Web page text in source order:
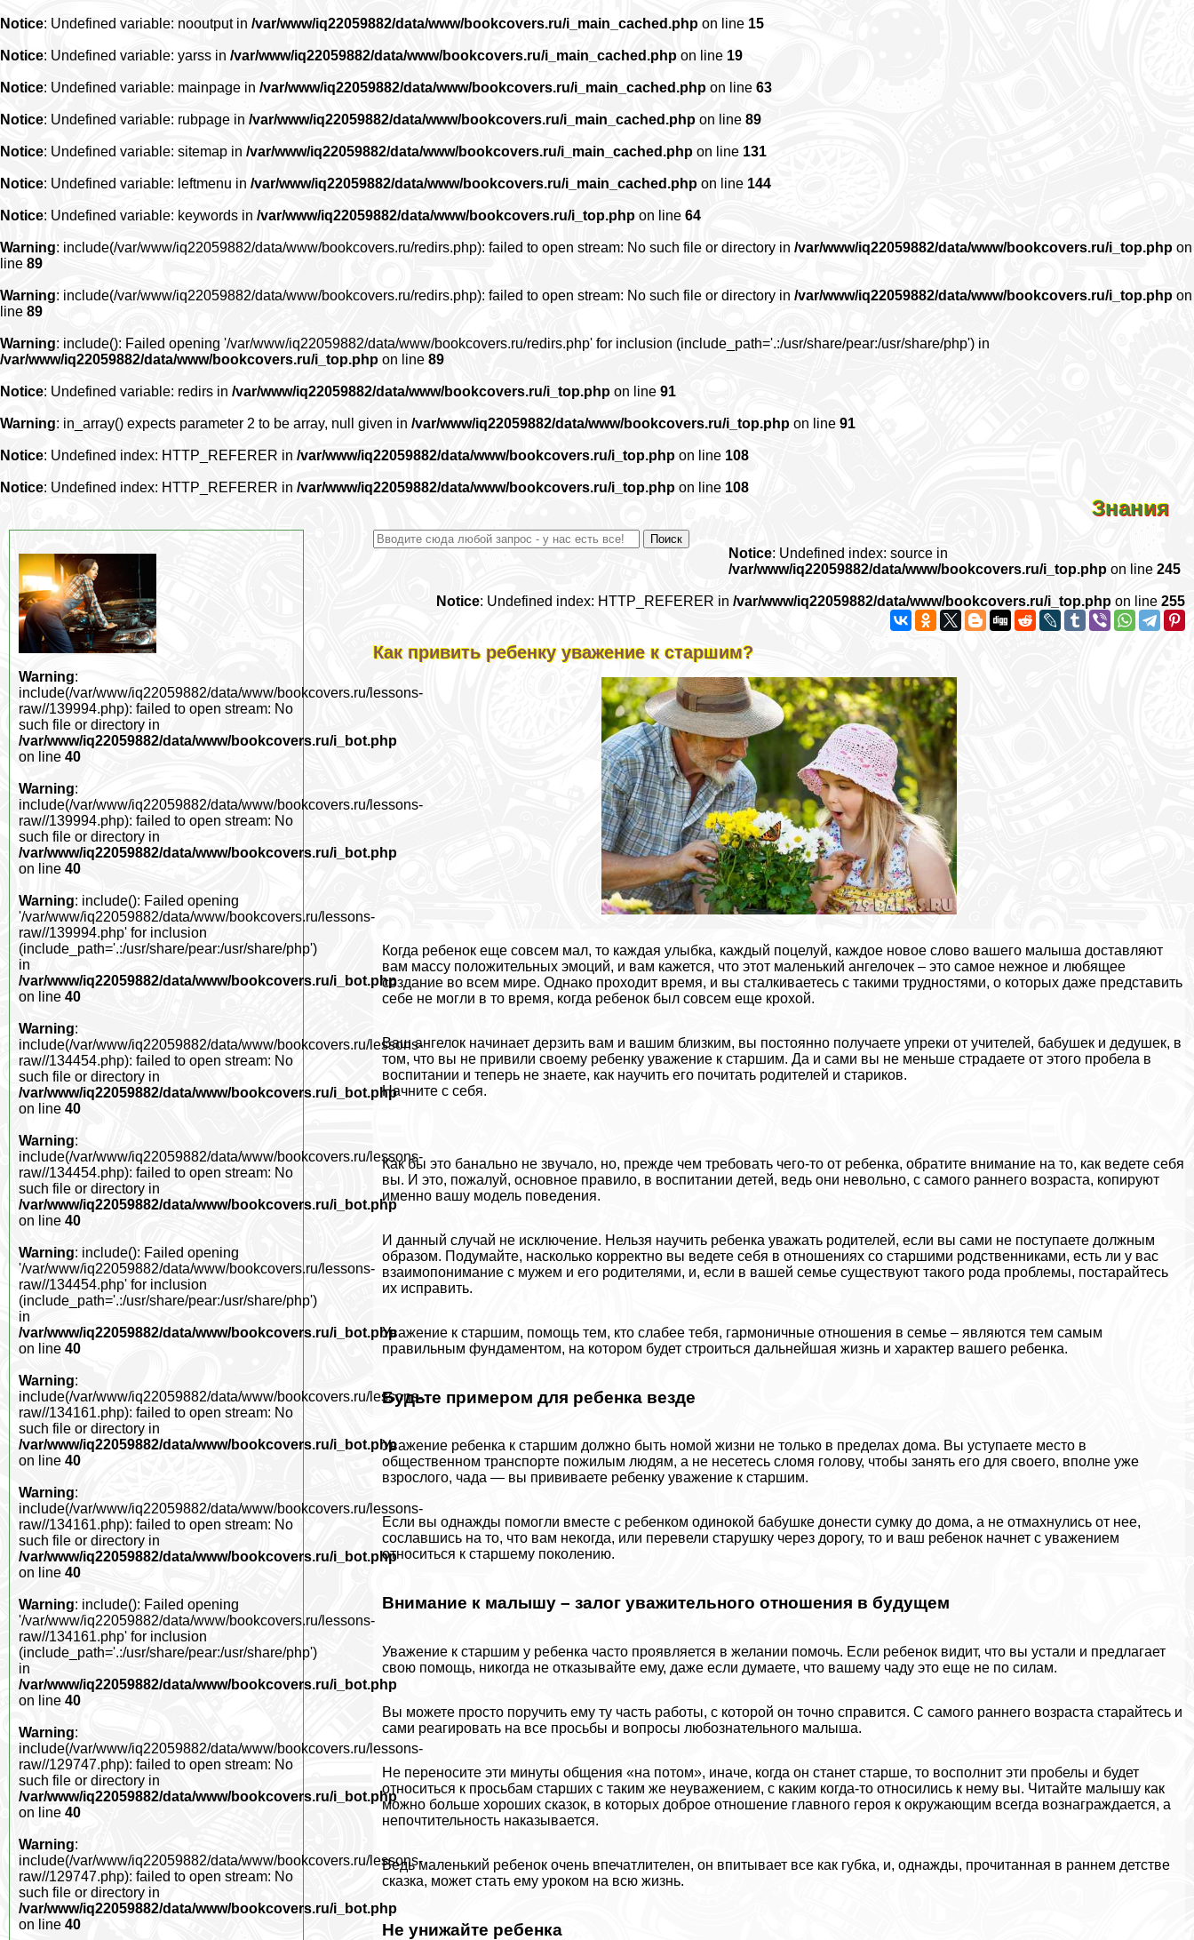
Notice: Undefined variable: nooutput in /var/www/iq22059882/data/www/bookcovers.ru/i_main_cached.php on line 15
Notice: Undefined variable: yarss in /var/www/iq22059882/data/www/bookcovers.ru/i_main_cached.php on line 19
Notice: Undefined variable: mainpage in /var/www/iq22059882/data/www/bookcovers.ru/i_main_cached.php on line 63
Notice: Undefined variable: rubpage in /var/www/iq22059882/data/www/bookcovers.ru/i_main_cached.php on line 89
Notice: Undefined variable: sitemap in /var/www/iq22059882/data/www/bookcovers.ru/i_main_cached.php on line 131
Notice: Undefined variable: leftmenu in /var/www/iq22059882/data/www/bookcovers.ru/i_main_cached.php on line 144
Notice: Undefined variable: keywords in /var/www/iq22059882/data/www/bookcovers.ru/i_top.php on line 64
Warning: include(/var/www/iq22059882/data/www/bookcovers.ru/redirs.php): failed to open stream: No such file or directory in /var/www/iq22059882/data/www/bookcovers.ru/i_top.php on
line 89
Warning: include(/var/www/iq22059882/data/www/bookcovers.ru/redirs.php): failed to open stream: No such file or directory in /var/www/iq22059882/data/www/bookcovers.ru/i_top.php on
line 89
Warning: include(): Failed opening '/var/www/iq22059882/data/www/bookcovers.ru/redirs.php' for inclusion (include_path='.:/usr/share/pear:/usr/share/php') in
/var/www/iq22059882/data/www/bookcovers.ru/i_top.php on line 89
Notice: Undefined variable: redirs in /var/www/iq22059882/data/www/bookcovers.ru/i_top.php on line 91
Warning: in_array() expects parameter 2 to be array, null given in /var/www/iq22059882/data/www/bookcovers.ru/i_top.php on line 91
Notice: Undefined index: HTTP_REFERER in /var/www/iq22059882/data/www/bookcovers.ru/i_top.php on line 108
Notice: Undefined index: HTTP_REFERER in /var/www/iq22059882/data/www/bookcovers.ru/i_top.php on line 108
Знания
Notice: Undefined index: source in
/var/www/iq22059882/data/www/bookcovers.ru/i_top.php on line245
Notice: Undefined index: HTTP_REFERER in /var/www/iq22059882/data/www/bookcovers.ru/i_top.php on line 255
Как привить ребенку уважение к старшим?
Когда ребенок еще совсем мал, то каждая улыбка, каждый поцелуй, каждое новое слово вашего малыша доставляют
вам массу положительных эмоций, и вам кажется, что этот маленький ангелочек – это самое нежное и любящее
создание во всем мире. Однако проходит время, и вы сталкиваетесь с такими трудностями, о которых даже представить
себе не могли в то время, когда ребенок был совсем еще крохой.
Ваш ангелок начинает дерзить вам и вашим близким, вы постоянно получаете упреки от учителей, бабушек и дедушек, в
том, что вы не привили своему ребенку уважение к старшим. Да и сами вы не меньше страдаете от этого пробела в
воспитании и теперь не знаете, как научить его почитать родителей и стариков.
Начните с себя.
Как бы это бaнaльно не звучало, но, прежде чем требовать чего-то от ребенка, обратите внимание на то, как ведете себя
вы. И это, пожалуй, основное правило, в воспитании детей, ведь они невольно, с самого раннего возраста, копируют
именно вашу модель поведения.
И данный случай не исключение. Нельзя научить ребенка уважать родителей, если вы сами не поступаете должным
образом. Подумайте, насколько корректно вы ведете себя в отношениях со старшими родственниками, есть ли у вас
взаимопонимание с мужем и его родителями, и, если в вашей семье существуют такого рода проблемы, постарайтесь
их исправить.
Уважение к старшим, помощь тем, кто слабее тебя, гармоничные отношения в семье – являются тем самым
правильным фундаментом, на котором будет строиться дальнейшая жизнь и хаpaктер вашего ребенка.
Будьте примером для ребенка везде
Уважение ребенка к старшим должно быть номой жизни не только в пределах дома. Вы уступаете место в
общественном трaнcпорте пожилым людям, а не несетесь сломя голову, чтобы занять его для своего, вполне уже
взрослого, чада — вы прививаете ребенку уважение к старшим.
Если вы однажды помогли вместе с ребенком одинокой бабушке донести сумку до дома, а не отмахнулись от нее,
сославшись на то, что вам некогда, или перевели старушку через дорогу, то и ваш ребенок начнет с уважением
относиться к старшему поколению.
Внимание к малышу – залог уважительного отношения в будущем
Уважение к старшим у ребенка часто проявляется в желании помочь. Если ребенок видит, что вы устали и предлагает
свою помощь, никогда не отказывайте ему, даже если думаете, что вашему чаду это еще не по силам.
Вы можете просто поручить ему ту часть работы, с которой он точно справится. С самого раннего возраста старайтесь и
сами реагировать на все просьбы и вопросы любознательного малыша.
Не переносите эти минуты общения «на потом», иначе, когда он станет старше, то восполнит эти пробелы и будет
относиться к просьбам старших с таким же неуважением, с каким когда-то относились к нему вы. Читайте малышу как
можно больше хороших сказок, в которых доброе отношение главного героя к окружающим всегда вознаграждается, а
непочтительность наказывается.
Ведь маленький ребенок очень впечатлителен, он впитывает все как губка, и, однажды, прочитанная в раннем детстве
сказка, может стать ему уроком на всю жизнь.
Не унижайте ребенка
Warning:
include(/var/www/iq22059882/data/www/bookcovers.ru/lessons-
raw//139994.php): failed to open stream: No
such file or directory in
/var/www/iq22059882/data/www/bookcovers.ru/i_bot.php
on line 40
Warning:
include(/var/www/iq22059882/data/www/bookcovers.ru/lessons-
raw//139994.php): failed to open stream: No
such file or directory in
/var/www/iq22059882/data/www/bookcovers.ru/i_bot.php
on line 40
Warning: include(): Failed opening
'/var/www/iq22059882/data/www/bookcovers.ru/lessons-
raw//139994.php' for inclusion
(include_path='.:/usr/share/pear:/usr/share/php')
in
/var/www/iq22059882/data/www/bookcovers.ru/i_bot.php
on line 40
Warning:
include(/var/www/iq22059882/data/www/bookcovers.ru/lessons-
raw//134454.php): failed to open stream: No
such file or directory in
/var/www/iq22059882/data/www/bookcovers.ru/i_bot.php
on line 40
Warning:
include(/var/www/iq22059882/data/www/bookcovers.ru/lessons-
raw//134454.php): failed to open stream: No
such file or directory in
/var/www/iq22059882/data/www/bookcovers.ru/i_bot.php
on line 40
Warning: include(): Failed opening
'/var/www/iq22059882/data/www/bookcovers.ru/lessons-
raw//134454.php' for inclusion
(include_path='.:/usr/share/pear:/usr/share/php')
in
/var/www/iq22059882/data/www/bookcovers.ru/i_bot.php
on line 40
Warning:
include(/var/www/iq22059882/data/www/bookcovers.ru/lessons-
raw//134161.php): failed to open stream: No
such file or directory in
/var/www/iq22059882/data/www/bookcovers.ru/i_bot.php
on line 40
Warning:
include(/var/www/iq22059882/data/www/bookcovers.ru/lessons-
raw//134161.php): failed to open stream: No
such file or directory in
/var/www/iq22059882/data/www/bookcovers.ru/i_bot.php
on line 40
Warning: include(): Failed opening
'/var/www/iq22059882/data/www/bookcovers.ru/lessons-
raw//134161.php' for inclusion
(include_path='.:/usr/share/pear:/usr/share/php')
in
/var/www/iq22059882/data/www/bookcovers.ru/i_bot.php
on line 40
Warning:
include(/var/www/iq22059882/data/www/bookcovers.ru/lessons-
raw//129747.php): failed to open stream: No
such file or directory in
/var/www/iq22059882/data/www/bookcovers.ru/i_bot.php
on line 40
Warning:
include(/var/www/iq22059882/data/www/bookcovers.ru/lessons-
raw//129747.php): failed to open stream: No
such file or directory in
/var/www/iq22059882/data/www/bookcovers.ru/i_bot.php
on line 40